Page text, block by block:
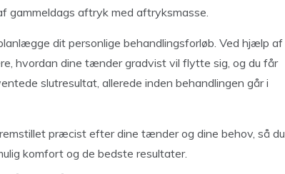
gammeldags aftryk med aftryksmasse.
dit personlige behandlingsforløb. Ved hjælp af
hvordan dine tænder gradvist vil flytte sig, og du får
slutresultat, allerede inden behandlingen går i
præcist efter dine tænder og dine behov, så du
komfort og de bedste resultater.